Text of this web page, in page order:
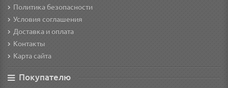
Политика безопасности
Условия соглашения
Доставка и оплата
Контакты
Карта сайта
Покупателю